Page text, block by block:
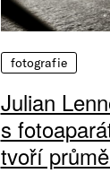
fotografie
Julian
s
tvoří